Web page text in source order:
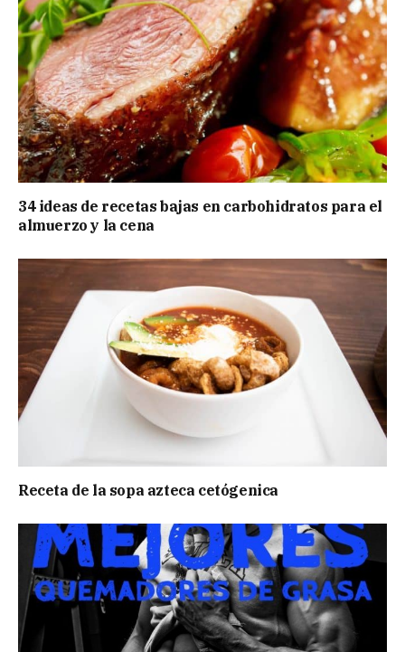
34 ideas de recetas bajas en carbohidratos para el
almuerzo y la cena
Receta de la sopa azteca cetógenica